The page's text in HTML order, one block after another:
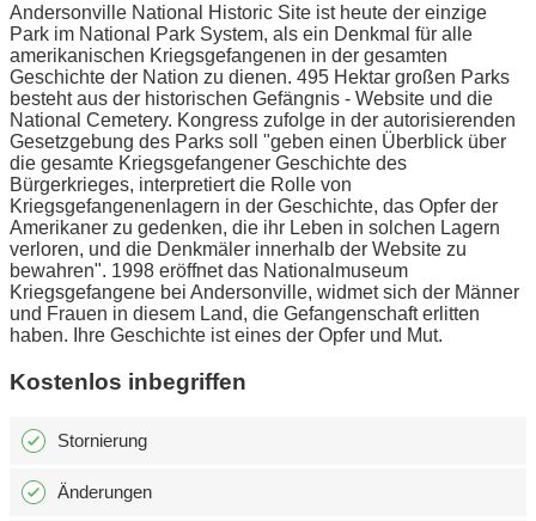
Andersonville National Historic Site ist heute der einzige
Park im National Park System, als ein Denkmal für alle
amerikanischen Kriegsgefangenen in der gesamten
Geschichte der Nation zu dienen. 495 Hektar großen Parks
besteht aus der historischen Gefängnis - Website und die
National Cemetery. Kongress zufolge in der autorisierenden
Gesetzgebung des Parks soll "geben einen Überblick über
die gesamte Kriegsgefangener Geschichte des
Bürgerkrieges, interpretiert die Rolle von
Kriegsgefangenenlagern in der Geschichte, das Opfer der
Amerikaner zu gedenken, die ihr Leben in solchen Lagern
verloren, und die Denkmäler innerhalb der Website zu
bewahren". 1998 eröffnet das Nationalmuseum
Kriegsgefangene bei Andersonville, widmet sich der Männer
und Frauen in diesem Land, die Gefangenschaft erlitten
haben. Ihre Geschichte ist eines der Opfer und Mut.
Kostenlos inbegriffen
Stornierung
Änderungen